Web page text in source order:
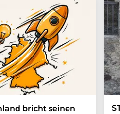
bricht seinen